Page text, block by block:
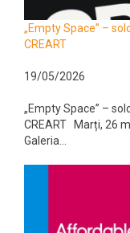
„Empty Space” –
CREART
19/05/2026
„Empty Space” –
CREART Marți, 26
Galeria...